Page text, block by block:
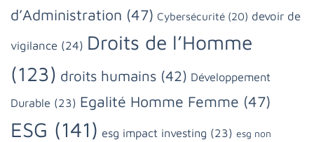
d’Administration (47) Cybersécurité (20) devoir de
vigilance (24) Droits de l’Homme
(123) droits humains (42) Développement
Durable (23) Egalité Homme Femme (47)
ESG (141) esg impact investing (23) esg non